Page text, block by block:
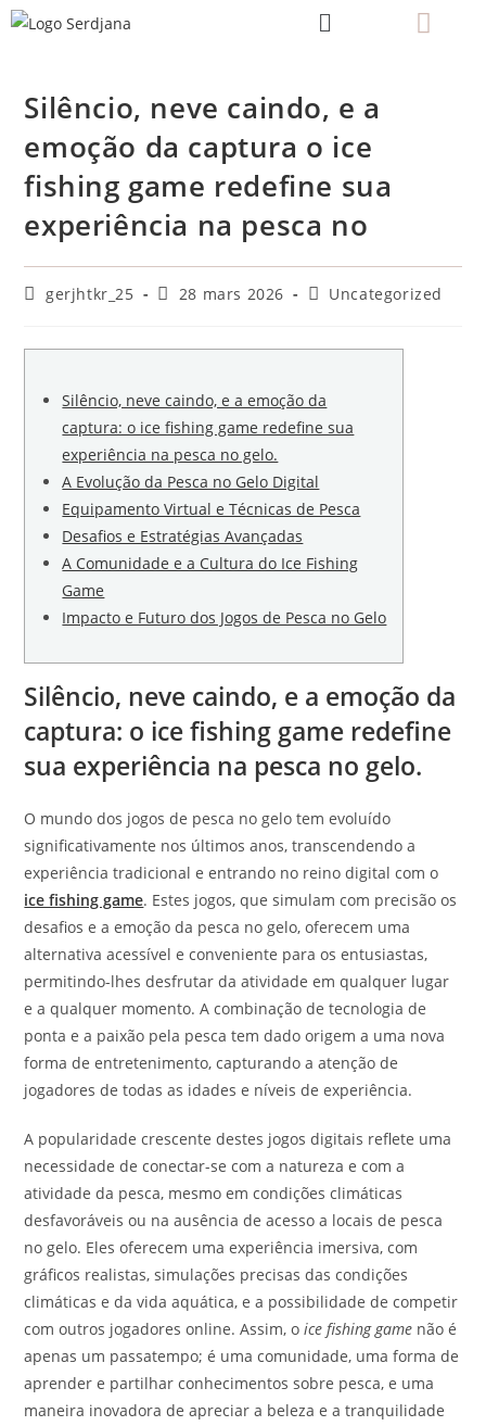
Silêncio, neve caindo, e a
emoção da captura o ice
fishing game redefine sua
experiência na pesca no
gerjhtkr_25 28 mars 2026 Uncategorized
Silêncio, neve caindo, e a emoção da
captura: o ice fishing game redefine sua
experiência na pesca no gelo.
A Evolução da Pesca no Gelo Digital
Equipamento Virtual e Técnicas de Pesca
Desafios e Estratégias Avançadas
A Comunidade e a Cultura do Ice Fishing
Game
Impacto e Futuro dos Jogos de Pesca no Gelo
Silêncio, neve caindo, e a emoção da
captura: o ice fishing game redefine
sua experiência na pesca no gelo.
O mundo dos jogos de pesca no gelo tem evoluído
significativamente nos últimos anos, transcendendo a
experiência tradicional e entrando no reino digital com o
ice fishing game. Estes jogos, que simulam com precisão os
desafios e a emoção da pesca no gelo, oferecem uma
alternativa acessível e conveniente para os entusiastas,
permitindo-lhes desfrutar da atividade em qualquer lugar
e a qualquer momento. A combinação de tecnologia de
ponta e a paixão pela pesca tem dado origem a uma nova
forma de entretenimento, capturando a atenção de
jogadores de todas as idades e níveis de experiência.
A popularidade crescente destes jogos digitais reflete uma
necessidade de conectar-se com a natureza e com a
atividade da pesca, mesmo em condições climáticas
desfavoráveis ou na ausência de acesso a locais de pesca
no gelo. Eles oferecem uma experiência imersiva, com
gráficos realistas, simulações precisas das condições
climáticas e da vida aquática, e a possibilidade de competir
com outros jogadores online. Assim, oice fishing game não é
apenas um passatempo; é uma comunidade, uma forma de
aprender e partilhar conhecimentos sobre pesca, e uma
maneira inovadora de apreciar a beleza e a tranquilidade